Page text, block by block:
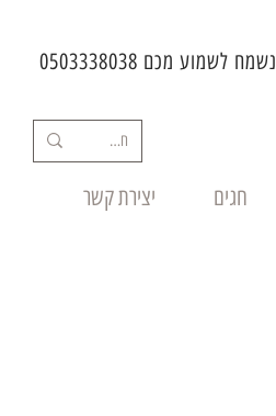
נשמח לשמוע מכם 0503338038
חגים יצירת קשר